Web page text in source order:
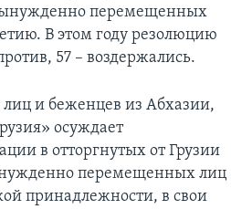
перемещенных
В этом году резолюцию
57 – воздержались.
и беженцев из Абхазии,
осуждает
в отторгнутых от Грузии
перемещенных лиц
принадлежности, в свои